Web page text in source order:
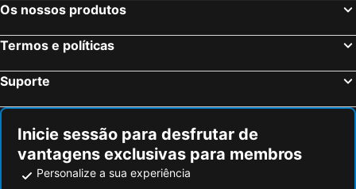
Os nossos produtos
Termos e políticas
Suporte
Inicie sessão para desfrutar de
vantagens exclusivas para membros
Personalize a sua experiência